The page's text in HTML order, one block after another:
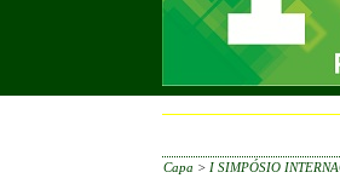
Capa > I SIMPÓSIO